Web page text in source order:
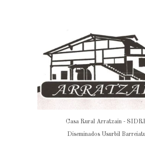
Casa Rural Arratzain -
Diseminados Usurbil